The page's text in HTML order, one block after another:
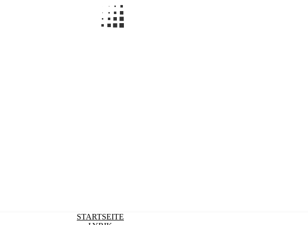
STARTSEITE